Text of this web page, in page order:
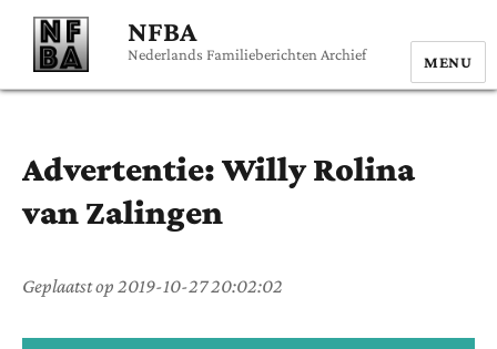
NFBA
Nederlands Familieberichten Archief MENU
Advertentie: Willy Rolina
van Zalingen
Geplaatst op 2019-10-27 20:02:02